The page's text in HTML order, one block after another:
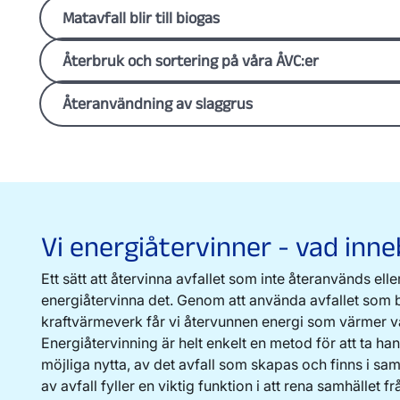
Matavfall blir till biogas
Vi samlar in matavfall och gör biogas av det.
vara på det biogödsel som bildas vid
sen både till privatpersoner och lantbrukare i
sprider det på sina åkermarker. På så vis kan nya
Återbruk och sortering på våra ÅVC:er
På återvinningscentralerna i Linköping och
föremål och textilier för återbruk. Vi samarbetar
textilboxar som ställs ut på 35
Malmen.
Återvinningscentraler i Linköping
Återanvändning av slaggrus
exempel som underlag till cykelbanor. Under
Gärstadområdet.
Vi energiåtervinner - vad
Ett sätt att återvinna avfallet som inte återanvänds
energiåtervinna det. Genom att använda avfallet som
kraftvärmeverk får vi återvunnen energi som värmer
Energiåtervinning är helt enkelt en metod för att ta
möjliga nytta, av det avfall som skapas och finns i
av avfall fyller en viktig funktion i att rena samhället